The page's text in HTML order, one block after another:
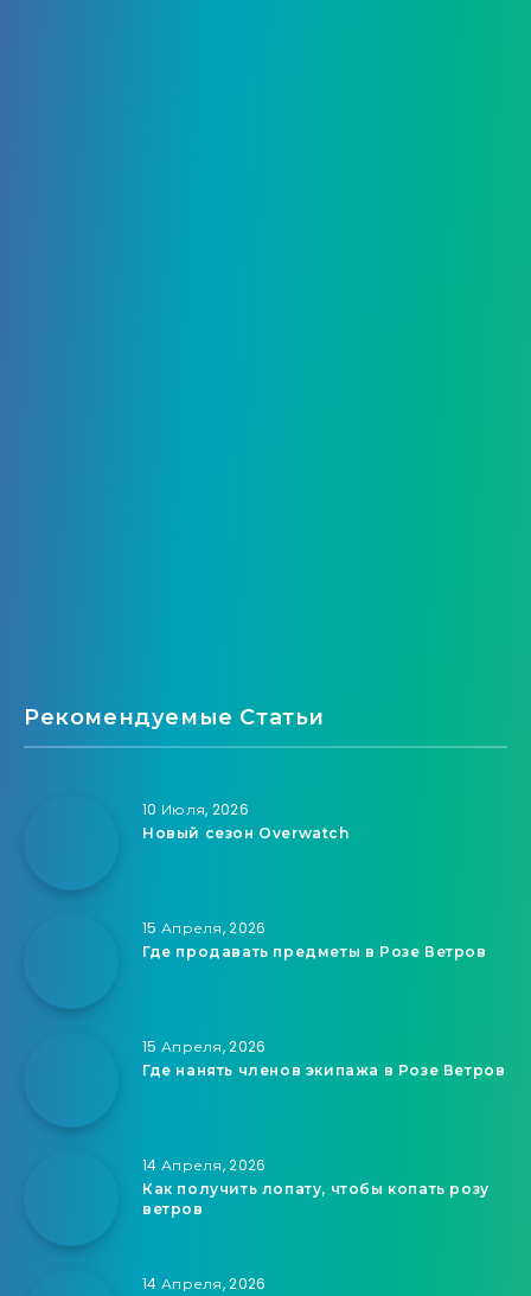
Рекомендуемые Статьи
10 Июля, 2026
Новый сезон Overwatch
15 Апреля, 2026
Где продавать предметы в Розе Ветров
15 Апреля, 2026
Где нанять членов экипажа в Розе Ветров
14 Апреля, 2026
Как получить лопату, чтобы копать розу
ветров
14 Апреля, 2026